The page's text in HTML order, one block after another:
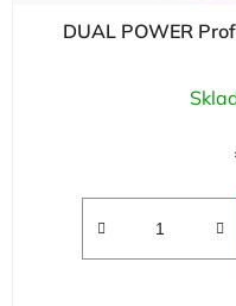
DUAL POWER